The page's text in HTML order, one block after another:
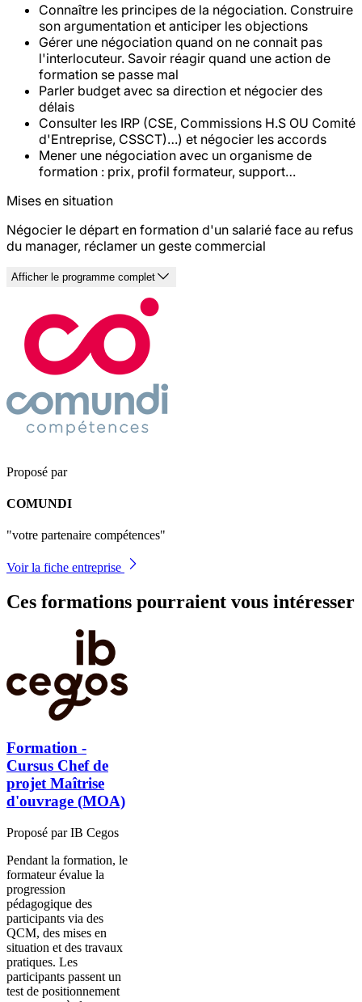
Connaître les principes de la négociation. Construire
son argumentation et anticiper les objections
Gérer une négociation quand on ne connait pas
l'interlocuteur. Savoir réagir quand une action de
formation se passe mal
Parler budget avec sa direction et négocier des
délais
Consulter les IRP (CSE, Commissions H.S OU Comité
d'Entreprise, CSSCT)…) et négocier les accords
Mener une négociation avec un organisme de
formation : prix, profil formateur, support…
Mises en situation
Négocier le départ en formation d'un salarié face au refus
du manager, réclamer un geste commercial
Afficher le programme complet
Proposé par
COMUNDI
"votre partenaire compétences"
Voir la fiche entreprise
Ces formations pourraient vous intéresser
Formation -
Cursus Chef de
projet Maîtrise
d'ouvrage (MOA)
Proposé par IB Cegos
Pendant la formation, le
formateur évalue la
progression
pédagogique des
participants via des
QCM, des mises en
situation et des travaux
pratiques. Les
participants passent un
test de positionnement